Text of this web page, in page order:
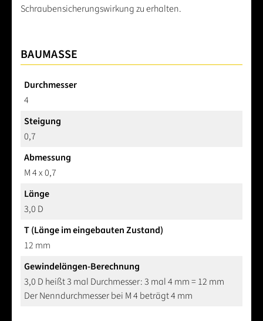
Schraubensicherungswirkung zu erhalten.
BAUMASSE
Durchmesser
4
Steigung
0,7
Abmessung
M 4 x 0,7
Länge
3,0 D
T (Länge im eingebauten Zustand)
12 mm
Gewindelängen-Berechnung
3,0 D heißt 3 mal Durchmesser: 3 mal 4 mm = 12 mm
Der Nenndurchmesser bei M 4 beträgt 4 mm